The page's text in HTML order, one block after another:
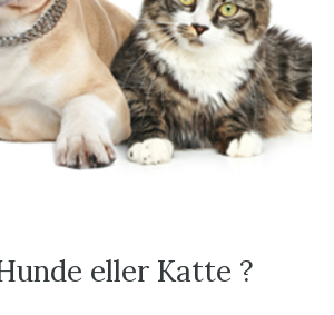
eller Katte ?